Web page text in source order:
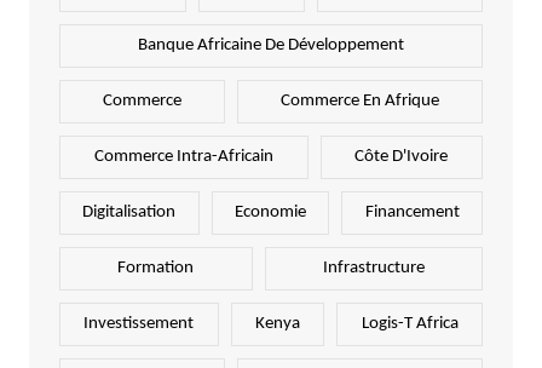
Banque Africaine De Développement
Commerce Commerce En Afrique
Commerce Intra-Africain Côte D'Ivoire
Digitalisation Economie Financement
Formation Infrastructure
Investissement Kenya Logis-T Africa